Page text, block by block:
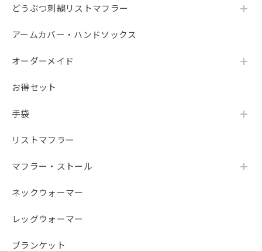
どうぶつ刺繍リストマフラー
アームカバー・ハンドソックス
オーダーメイド
お得セット
手袋
リストマフラー
マフラー・ストール
ネックウォーマー
レッグウォーマー
ブランケット